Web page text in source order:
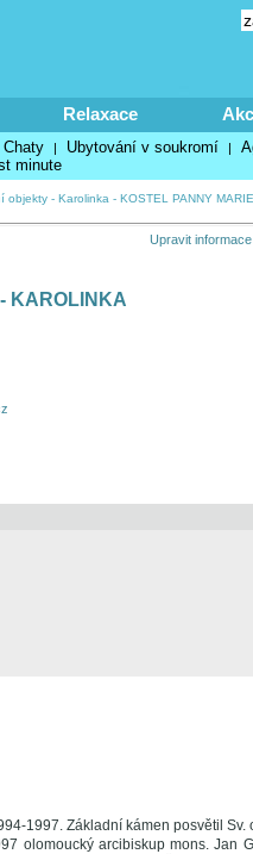
Relaxace
Chaty | Ubytování v soukromí |
minute
objekty- Karolinka - KOSTEL PANNY
Upravit informace
KAROLINKA
1997. Základní kámen posvětil Sv.
olomoucký arcibiskup mons. Jan